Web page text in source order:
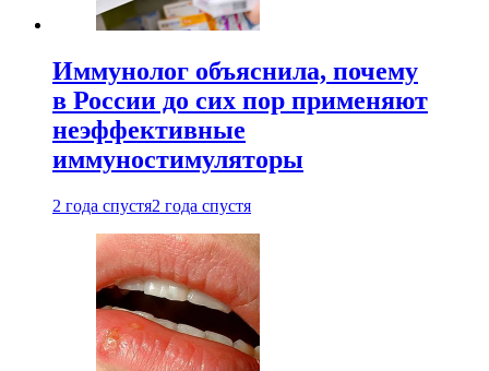
Иммунолог объяснила, почему
в России до сих пор применяют
неэффективные
иммуностимуляторы
2 года спустя2 года спустя